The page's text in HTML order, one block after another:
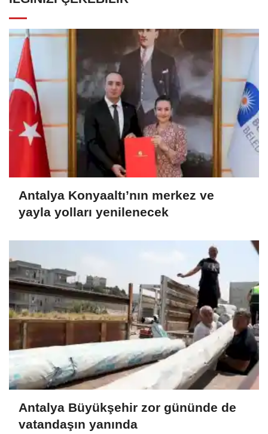
Antalya Konyaaltı’nın merkez ve
yayla yolları yenilenecek
Antalya Büyükşehir zor gününde de
vatandaşın yanında